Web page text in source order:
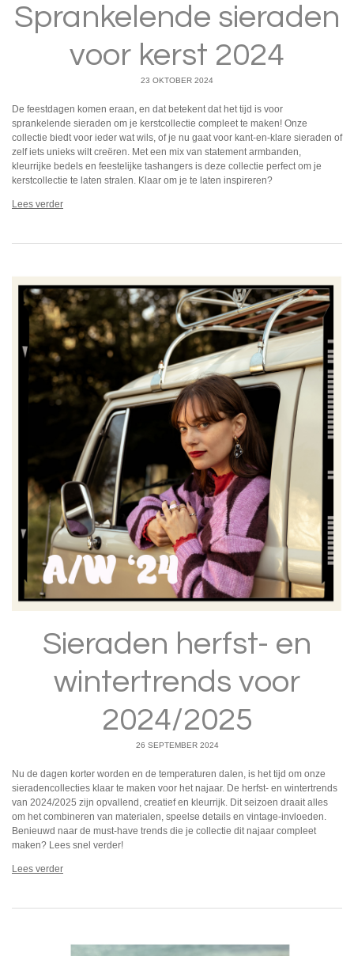
Sprankelende sieraden
voor kerst 2024
23 OKTOBER 2024
De feestdagen komen eraan, en dat betekent dat het tijd is voor
sprankelende sieraden om je kerstcollectie compleet te maken! Onze
collectie biedt voor ieder wat wils, of je nu gaat voor kant-en-klare sieraden of
zelf iets unieks wilt creëren. Met een mix van statement armbanden,
kleurrijke bedels en feestelijke tashangers is deze collectie perfect om je
kerstcollectie te laten stralen. Klaar om je te laten inspireren?
Lees verder
Sieraden herfst- en
wintertrends voor
2024/2025
26 SEPTEMBER 2024
Nu de dagen korter worden en de temperaturen dalen, is het tijd om onze
sieradencollecties klaar te maken voor het najaar. De herfst- en wintertrends
van 2024/2025 zijn opvallend, creatief en kleurrijk. Dit seizoen draait alles
om het combineren van materialen, speelse details en vintage-invloeden.
Benieuwd naar de must-have trends die je collectie dit najaar compleet
maken? Lees snel verder!
Lees verder